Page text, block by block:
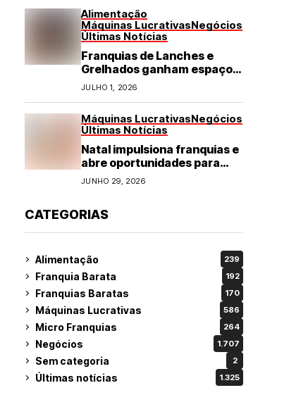
Alimentação
Máquinas LucrativasNegócios
Últimas Notícias
Franquias de Lanches e
Grelhados ganham espaço
com demanda por refeições
rápidas e de qualidade
JULHO 1, 2026
Máquinas LucrativasNegócios
Últimas Notícias
Natal impulsiona franquias e
abre oportunidades para
diversos segmentos do
JUNHO 29, 2026
CATEGORIAS
Alimentação 239
Franquia Barata 192
Franquias Baratas 170
Máquinas Lucrativas 586
Micro Franquias 264
Negócios 1.707
Sem categoria 2
Últimas notícias 1.325